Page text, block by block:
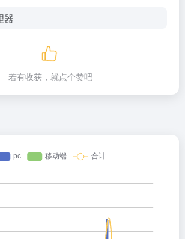
若有收获，就点个赞吧